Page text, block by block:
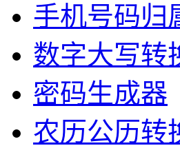
手机号码归
数字大写转
密码生成器
农历公历转